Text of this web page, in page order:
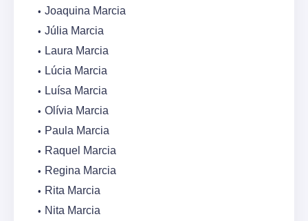
Joaquina Marcia
Júlia Marcia
Laura Marcia
Lúcia Marcia
Luísa Marcia
Olívia Marcia
Paula Marcia
Raquel Marcia
Regina Marcia
Rita Marcia
Nita Marcia